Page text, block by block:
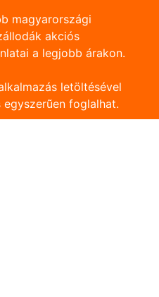
magyarországi
akciós
a legjobb árakon.
letöltésével
egyszerũen foglalhat.